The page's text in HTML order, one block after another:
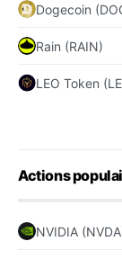
Dogecoin
Rain (RAIN)
LEO Token
Actions
NVIDIA